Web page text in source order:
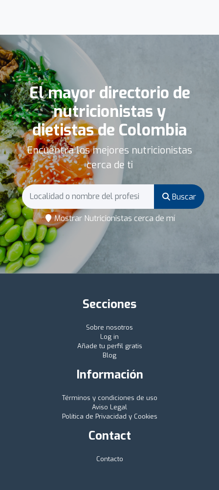
El mayor directorio de
nutricionistas y
dietistas de Colombia
Encuentra los mejores nutricionistas
cerca de ti
Buscar
Mostrar Nutricionistas cerca de mí
Secciones
Sobre nosotros
Log in
Añade tu perfil gratis
Blog
Información
Términos y condiciones de uso
Aviso Legal
Política de Privacidad y Cookies
Contact
Contacto